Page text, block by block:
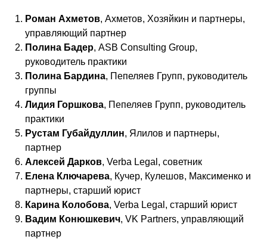
Роман Ахметов, Ахметов, Хозяйкин и партнеры,
управляющий партнер
Полина Бадер, ASB Consulting Group,
руководитель практики
Полина Бардина, Пепеляев Групп, руководитель
группы
Лидия Горшкова, Пепеляев Групп, руководитель
практики
Рустам Губайдуллин, Ялилов и партнеры,
партнер
Алексей Дарков, Verba Legal, советник
Елена Ключарева, Кучер, Кулешов, Максименко и
партнеры, старший юрист
Карина Колобова, Verba Legal, старший юрист
Вадим Конюшкевич, VK Partners, управляющий
партнер